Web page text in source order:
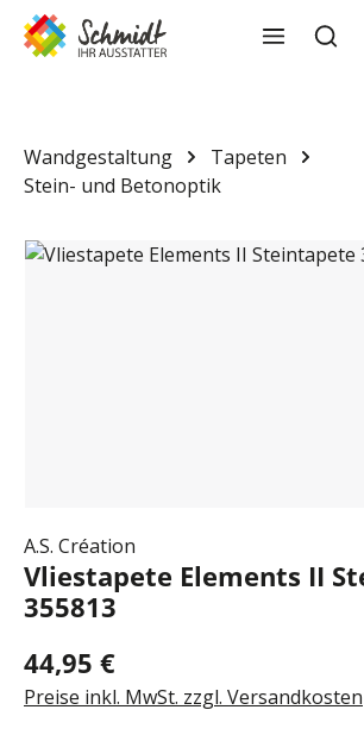
springen
Wandgestaltung
Tapeten
Stein- und Betonoptik
Bildergalerie überspringen
A.S. Création
Vliestapete Elements II
355813
44,95 €
Preise inkl. MwSt. zzgl. Versandkosten